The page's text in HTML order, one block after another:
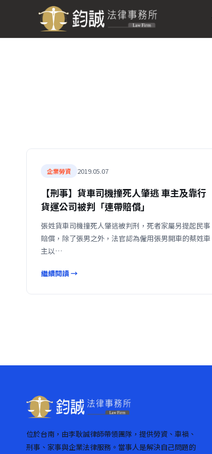
企業勞資 2019.05.07
【刑事】貨車司機撞死人肇逃 車主及靠行
貨運公司被判「連帶賠償」
張姓貨車司機撞死人肇逃被判刑，死者家屬另提起民事
賠償，除了張男之外，法官認為僱用張男開車的蔡姓車
主以…
繼續閱讀 →
位於台南，由李耿誠律師帶領團隊，提供勞資、車禍、
刑事、家事與企業法律服務。當事人是解決自己問題的